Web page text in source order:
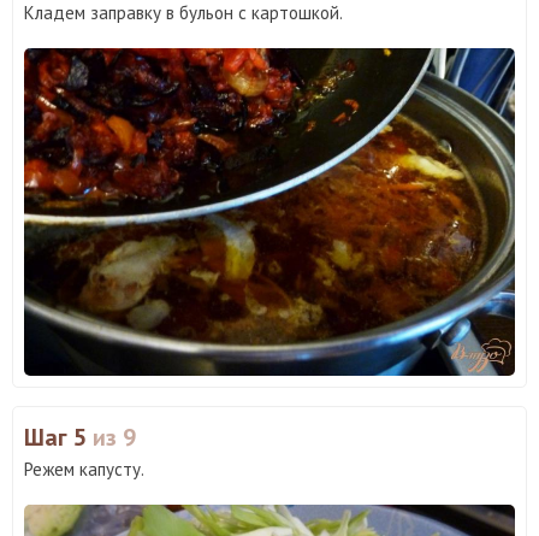
Кладем заправку в бульон с картошкой.
Шаг 5 из 9
Режем капусту.